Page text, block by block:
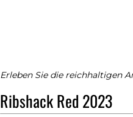
Erleben Sie die reichhaltigen
Ribshack Red 2023